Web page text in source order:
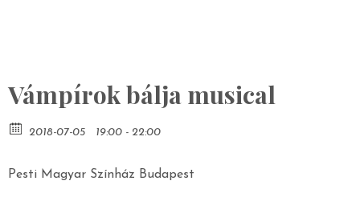
Vámpírok bálja musical
2018-07-05 19:00 - 22:00
Pesti Magyar Színház Budapest